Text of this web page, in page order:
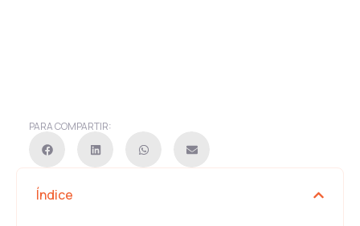
PARA COMPARTIR:
Índice